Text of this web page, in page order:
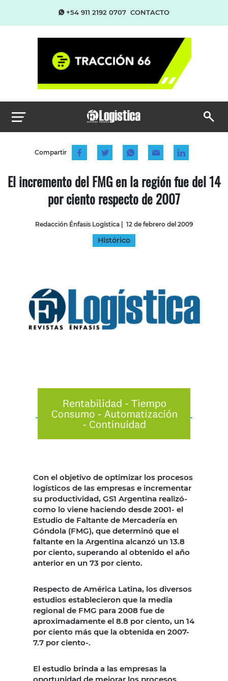
+54 911 2192 0707 CONTACTO
Compartir
El incremento del FMG en la región fue del 14
por ciento respecto de 2007
Redacción Énfasis Logística| 12 de febrero del 2009
Histórico
Con el objetivo de optimizar los procesos
logísticos de las empresas e incrementar
su productividad, GS1 Argentina realizó-
como lo viene haciendo desde 2001- el
Estudio de Faltante de Mercadería en
Góndola (FMG), que determinó que el
faltante en la Argentina alcanzó un 13.8
por ciento, superando al obtenido el año
anterior en un 73 por ciento.
Respecto de América Latina, los diversos
estudios establecieron que la media
regional de FMG para 2008 fue de
aproximadamente el 8.8 por ciento, un 14
por ciento más que la obtenida en 2007-
7.7 por ciento-.
El estudio brinda a las empresas la
oportunidad de mejorar los procesos